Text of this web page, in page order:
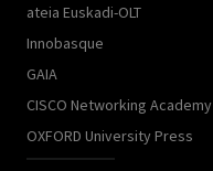
ateia Euskadi-OLT
Innobasque
GAIA
CISCO Networking Academy
OXFORD University Press